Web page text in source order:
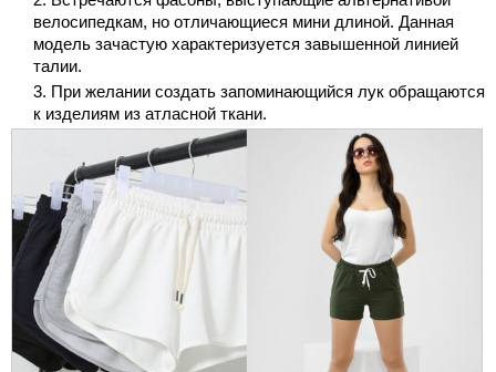
велосипедкам, но отличающиеся мини длиной. Данная
модель зачастую характеризуется завышенной линией
талии.
При желании создать запоминающийся лук обращаются
к изделиям из атласной ткани.